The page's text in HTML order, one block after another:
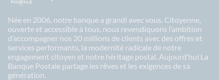
Née en 2006, notre banque a grandi avec vous. Citoyenne,
ouverte et accessible à tous, nous revendiquons l’ambition
d’accompagner nos 20 millions de clients avec des offres et
services performants, la modernité radicale de notre
engagement citoyen et notre héritage postal. Aujourd’hui La
Banque Postale partage les rêves et les exigences de sa
génération.